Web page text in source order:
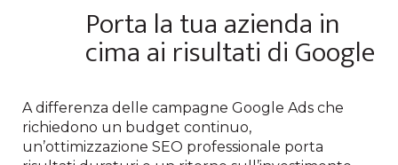
Porta la tua azienda in
cima ai risultati di Google
A differenza delle campagne Google Ads che
richiedono un budget continuo,
un’ottimizzazione SEO professionale porta